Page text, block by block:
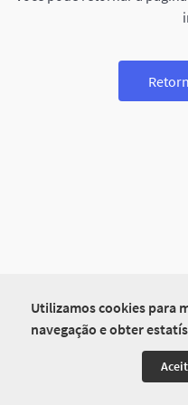
Utilizamos cookies para
navegação e obter